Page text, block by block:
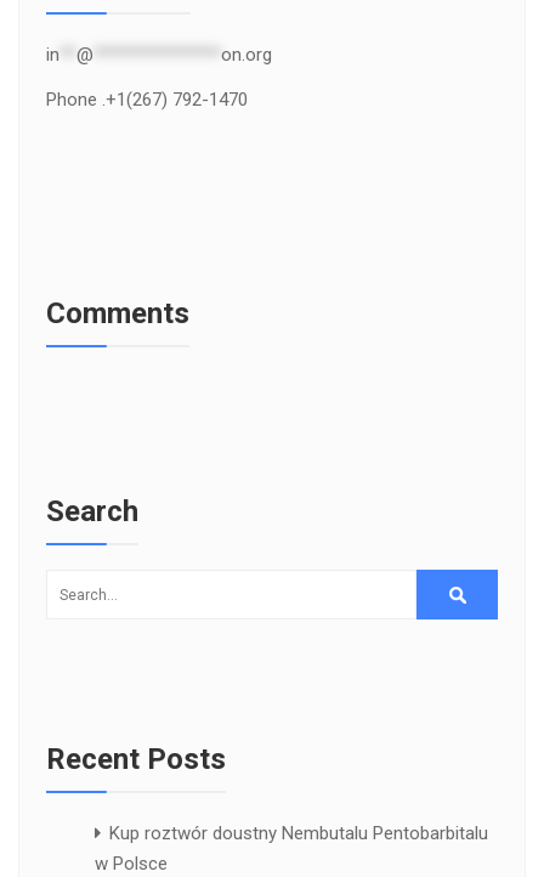
in @ on.org
Phone .+1(267) 792-1470
Comments
Search
Recent Posts
Kup roztwór doustny Nembutalu Pentobarbitalu
w Polsce